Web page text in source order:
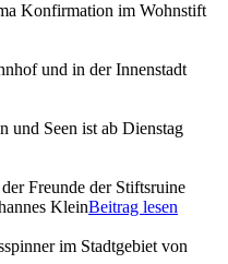
Konfirmation im Wohnstift
und in der Innenstadt
und Seen ist ab Dienstag
Freunde der Stiftsruine
KleinBeitrag lesen
im Stadtgebiet von